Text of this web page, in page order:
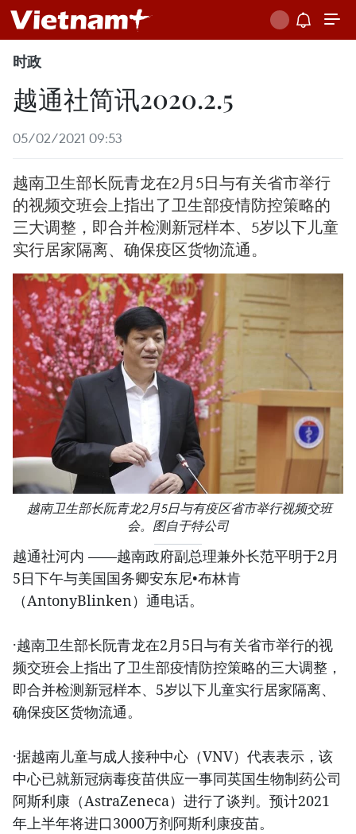
时政
越通社简讯2020.2.5
05/02/2021 09:53
越南卫生部长阮青龙在2月5日与有关省市举行
的视频交班会上指出了卫生部疫情防控策略的
三大调整，即合并检测新冠样本、5岁以下儿童
实行居家隔离、确保疫区货物流通。
越南卫生部长阮青龙2月5日与有疫区省市举行视频交班
会。图自于特公司
越通社河内 ——越南政府副总理兼外长范平明于2月
5日下午与美国国务卿安东尼•布林肯
（AntonyBlinken）通电话。
·越南卫生部长阮青龙在2月5日与有关省市举行的视
频交班会上指出了卫生部疫情防控策略的三大调整，
即合并检测新冠样本、5岁以下儿童实行居家隔离、
确保疫区货物流通。
·据越南儿童与成人接种中心（VNV）代表表示，该
中心已就新冠病毒疫苗供应一事同英国生物制药公司
阿斯利康（AstraZeneca）进行了谈判。预计2021
年上半年将进口3000万剂阿斯利康疫苗。